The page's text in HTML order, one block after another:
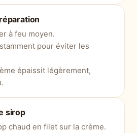
à feu moyen.
pour éviter les
épaissit légèrement,
sirop
chaud en filet sur la crème.